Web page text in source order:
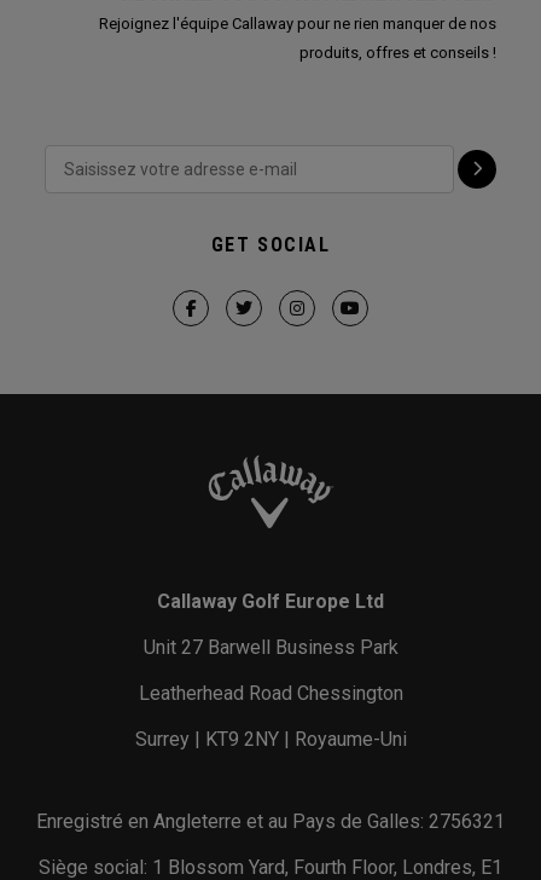
Rejoignez l'équipe Callaway pour ne rien manquer de nos
produits, offres et conseils !
GET SOCIAL
Callaway Golf Europe Ltd
Unit 27 Barwell Business Park
Leatherhead Road Chessington
Surrey | KT9 2NY | Royaume-Uni
Enregistré en Angleterre et au Pays de Galles: 2756321
Siège social: 1 Blossom Yard, Fourth Floor, Londres, E1